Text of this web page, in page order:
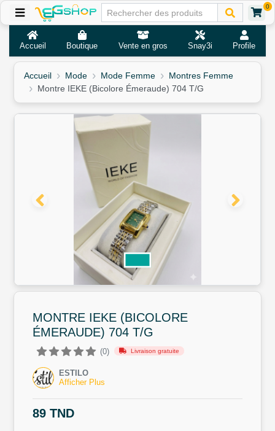
0
Accueil Boutique Vente en gros Snay3i Profile
Accueil Mode Mode Femme
Montres Femme
Montre IEKE (Bicolore Émeraude) 704 T/G
MONTRE IEKE (BICOLORE
ÉMERAUDE) 704 T/G
(0) Livraison gratuite
ESTILO
Afficher Plus
89 TND